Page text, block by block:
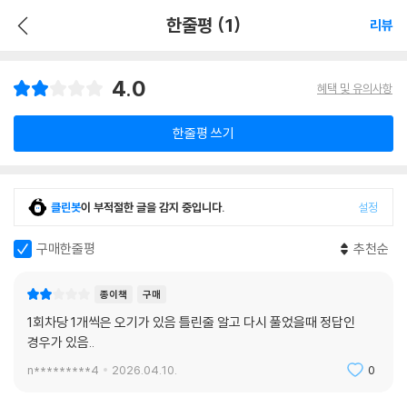
한줄평 (1) 리뷰
4.0 혜택 및 유의사항
한줄평 쓰기
클린봇이 부적절한 글을 감지 중입니다. 설정
구매한줄평 추천순
종이책 구매
1회차당 1개씩은 오기가 있음 틀린줄 알고 다시 풀었을때 정답인
경우가 있음..
n*********4 2026.04.10. 0